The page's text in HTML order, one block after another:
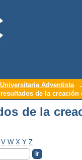
de laAdventista
de la
de la
V W X Y Z